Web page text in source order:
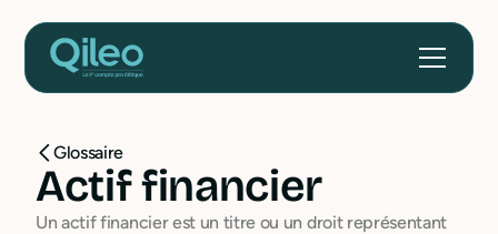
Glossaire
Actif financier
Un actif financier est un titre ou un droit représentant